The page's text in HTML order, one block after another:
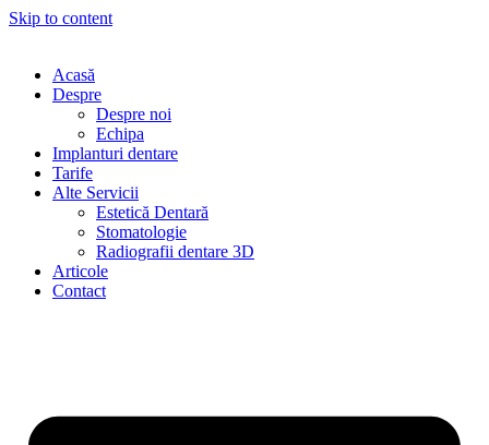
Skip to content
Acasă
Despre
Despre noi
Echipa
Implanturi dentare
Tarife
Alte Servicii
Estetică Dentară
Stomatologie
Radiografii dentare 3D
Articole
Contact